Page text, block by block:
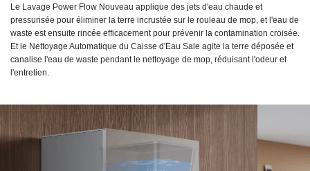
Le Lavage Power Flow Nouveau applique des jets d'eau chaude et
pressurisée pour éliminer la terre incrustée sur le rouleau de mop, et l'eau de
waste est ensuite rincée efficacement pour prévenir la contamination croisée.
Et le Nettoyage Automatique du Caisse d'Eau Sale agite la terre déposée et
canalise l'eau de waste pendant le nettoyage de mop, réduisant l'odeur et
l'entretien.